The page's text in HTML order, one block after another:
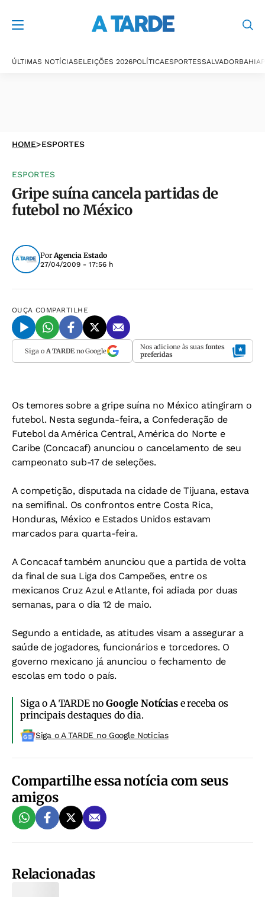
ÚLTIMAS NOTÍCIASELEIÇÕES 2026POLÍTICAESPORTESSALVADORBAHIA
HOME>ESPORTES
ESPORTES
Gripe suína cancela partidas de
futebol no México
PorAgencia Estado
27/04/2009 - 17:56 h
OUÇA COMPARTILHE
Siga o A TARDEno Google Nos adicione às suas fontes
preferidas
Os temores sobre a gripe suína no México atingiram o
futebol. Nesta segunda-feira, a Confederação de
Futebol da América Central, América do Norte e
Caribe (Concacaf) anunciou o cancelamento de seu
campeonato sub-17 de seleções.
A competição, disputada na cidade de Tijuana, estava
na semifinal. Os confrontos entre Costa Rica,
Honduras, México e Estados Unidos estavam
marcados para quarta-feira.
A Concacaf também anunciou que a partida de volta
da final de sua Liga dos Campeões, entre os
mexicanos Cruz Azul e Atlante, foi adiada por duas
semanas, para o dia 12 de maio.
Segundo a entidade, as atitudes visam a assegurar a
saúde de jogadores, funcionários e torcedores. O
governo mexicano já anunciou o fechamento de
escolas em todo o país.
Siga o A TARDE noGoogle Notíciase receba os
principais destaques do dia.
Siga o A TARDE no Google Noticias
Compartilhe essa notícia com seus
amigos
Relacionadas